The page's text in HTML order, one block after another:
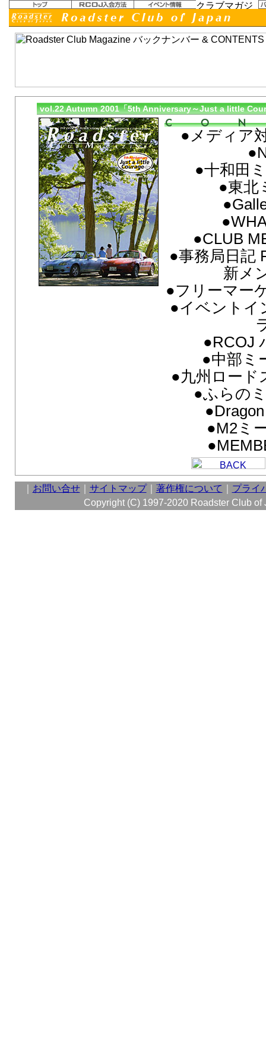
vol.22 Autumn 2001「5th Anniversary～Just a little
●メディア
●十和田
●東北
●CLUB
●事務局日記
新メ
●フリーマー
●イベントイ
●RCOJ
●中部ミ
●九州ロード
●ふらの
●M2ミ
お問い合せ｜ サイトマップ｜ 著作権について
プライ
Copyright (C) 1997-2020 Roadster Club